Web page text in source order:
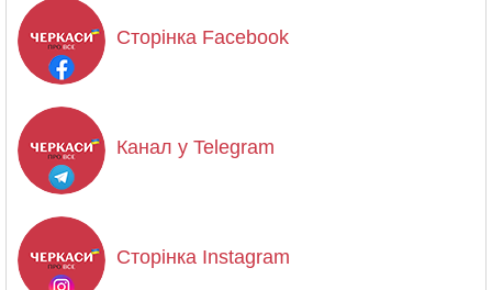
Сторінка Facebook
Канал у Telegram
Сторінка Instagram